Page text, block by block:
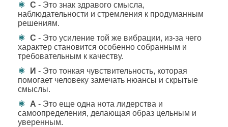
С - Это знак здравого смысла,
наблюдательности и стремления к продуманным
решениям.
С - Это усиление той же вибрации, из-за чего
характер становится особенно собранным и
требовательным к качеству.
И - Это тонкая чувствительность, которая
помогает человеку замечать нюансы и скрытые
смыслы.
А - Это еще одна нота лидерства и
самоопределения, делающая образ цельным и
уверенным.